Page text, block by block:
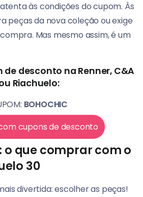
às condições do cupom. Às
peças da nova coleção ou exige
Mas mesmo assim, é um
desconto na Renner, C&A
Riachuelo:
BOHOCHIC
cupons de desconto
o que comprar com o
30
divertida: escolher as peças!